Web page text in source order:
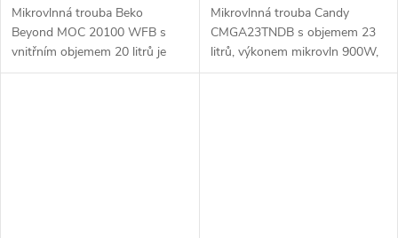
Mikrovlnná trouba Beko
Beyond MOC 20100 WFB s
vnitřním objemem 20 litrů je
dostatečně prostorná pro
Mikrovlnná trouba Candy
CMGA23TNDB s objemem 23
litrů, výkonem mikrovln 900W,
grilem o výkonu 1000W, 20